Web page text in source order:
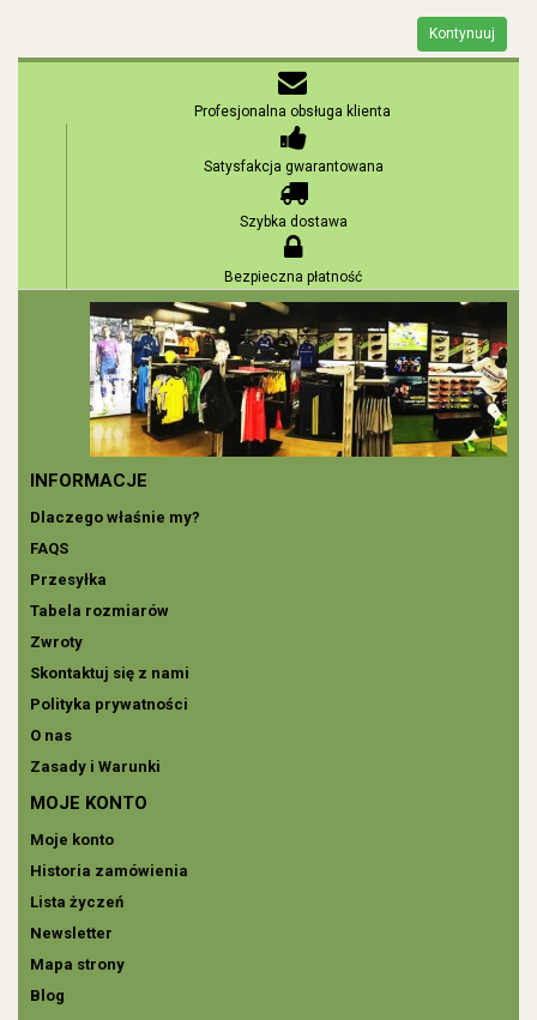
Kontynuuj
Profesjonalna obsługa klienta
Satysfakcja gwarantowana
Szybka dostawa
Bezpieczna płatność
INFORMACJE
Dlaczego właśnie my?
FAQS
Przesyłka
Tabela rozmiarów
Zwroty
Skontaktuj się z nami
Polityka prywatności
O nas
Zasady i Warunki
MOJE KONTO
Moje konto
Historia zamówienia
Lista życzeń
Newsletter
Mapa strony
Blog